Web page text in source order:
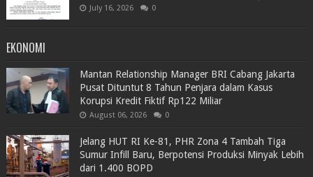
July 16, 2026 0
EKONOMI
Mantan Relationship Manager BRI Cabang Jakarta
Pusat Dituntut 8 Tahun Penjara dalam Kasus
Korupsi Kredit Fiktif Rp122 Miliar
August 06, 2026 0
Jelang HUT RI Ke-81, PHR Zona 4 Tambah Tiga
Sumur Infill Baru, Berpotensi Produksi Minyak Lebih
dari 1.400 BOPD